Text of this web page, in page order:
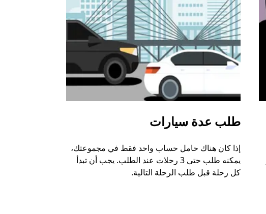
طلب عدة سيارات
إذا كان هناك حامل حساب واحد فقط في مجموعتك،
يمكنه طلب حتى 3 رحلات عند الطلب. يجب أن تبدأ
كل رحلة قبل طلب الرحلة التالية.